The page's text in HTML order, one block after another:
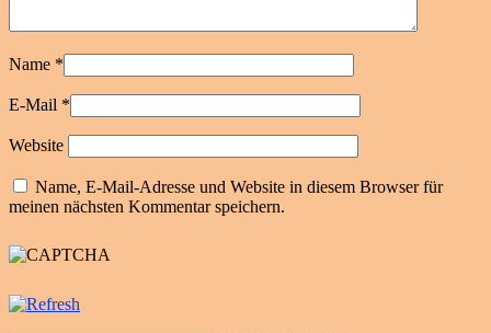
Name *
E-Mail *
Website
Name, E-Mail-Adresse und Website in diesem Browser für
meinen nächsten Kommentar speichern.